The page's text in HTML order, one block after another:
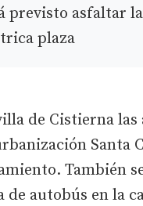
previsto asfaltar
plaza
de Cistierna
Santa
También
de autobús en la